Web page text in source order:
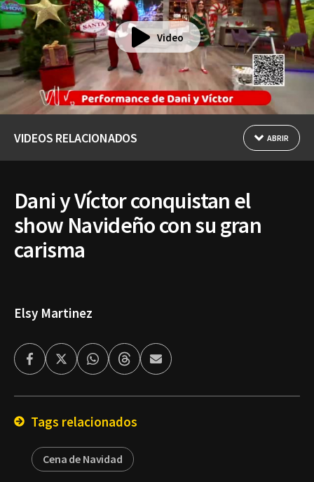
Video
VIDEOS RELACIONADOS ABRIR
Dani y Víctor conquistan el
show Navideño con su gran
carisma
Elsy Martinez
FacebookTwitterWhatsappThreadsEnviar
por
Tags relacionados
Cena de Navidad